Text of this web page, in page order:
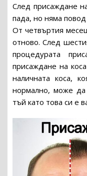
След присаждане
пада, но няма
От четвъртия
отново. След
процедурата
присаждане на
наличната коса,
нормално, може да
тъй като това си е